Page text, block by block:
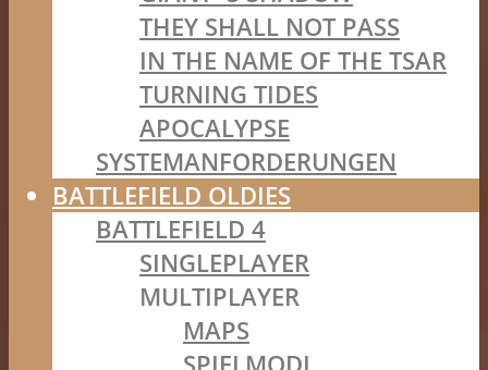
THEY SHALL NOT PASS
IN THE NAME OF THE TSAR
TURNING TIDES
APOCALYPSE
SYSTEMANFORDERUNGEN
BATTLEFIELD OLDIES
BATTLEFIELD 4
SINGLEPLAYER
MULTIPLAYER
MAPS